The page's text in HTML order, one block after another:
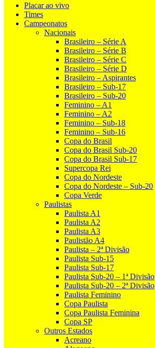
Placar ao vivo
Times
Campeonatos
Nacionais
Brasileiro – Série A
Brasileiro – Série B
Brasileiro – Série C
Brasileiro – Série D
Brasileiro – Aspirantes
Brasileiro – Sub-17
Brasileiro – Sub-20
Feminino – A1
Feminino – A2
Feminino – Sub-18
Feminino – Sub-16
Copa do Brasil
Copa do Brasil Sub-20
Copa do Brasil Sub-17
Supercopa Rei
Copa do Nordeste
Copa do Nordeste – Sub-20
Copa Verde
Paulistas
Paulista A1
Paulista A2
Paulista A3
Paulistão A4
Paulista – 2ª Divisão
Paulista Sub-15
Paulista Sub-17
Paulista Sub-20 – 1ª Divisão
Paulista Sub-20 – 2ª Divisão
Paulista Feminino
Copa Paulista
Copa Paulista Feminina
Copa SP
Outros Estados
Acreano